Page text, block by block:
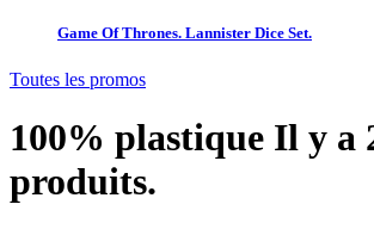
Game Of Thrones. Lannister Dice Set.
Toutes les promos
100% plastique Il y a
produits.